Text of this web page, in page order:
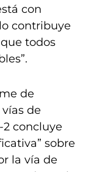
con
contribuye
todos
de
de
2 concluye
sobre
la vía de